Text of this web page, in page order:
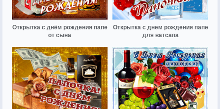
Открытка с днём рождения папе
от сына
Открытка с днем рождения папе
для ватсапа